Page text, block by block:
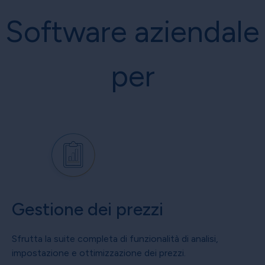
Software aziendale
per
Gestione dei prezzi
Sfrutta la suite completa di funzionalità di analisi,
impostazione e ottimizzazione dei prezzi.